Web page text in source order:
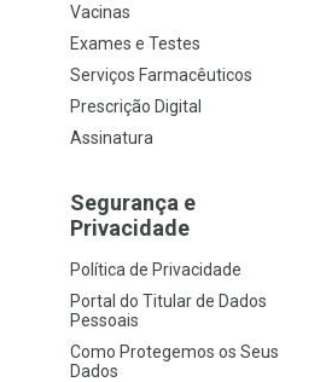
Vacinas
Exames e Testes
Serviços Farmacêuticos
Prescrição Digital
Assinatura
Segurança e
Privacidade
Política de Privacidade
Portal do Titular de Dados
Pessoais
Como Protegemos os Seus
Dados